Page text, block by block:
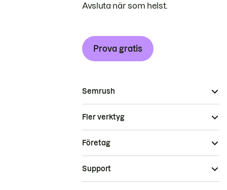
Avsluta när som helst.
Prova gratis
Semrush
Fler verktyg
Företag
Support